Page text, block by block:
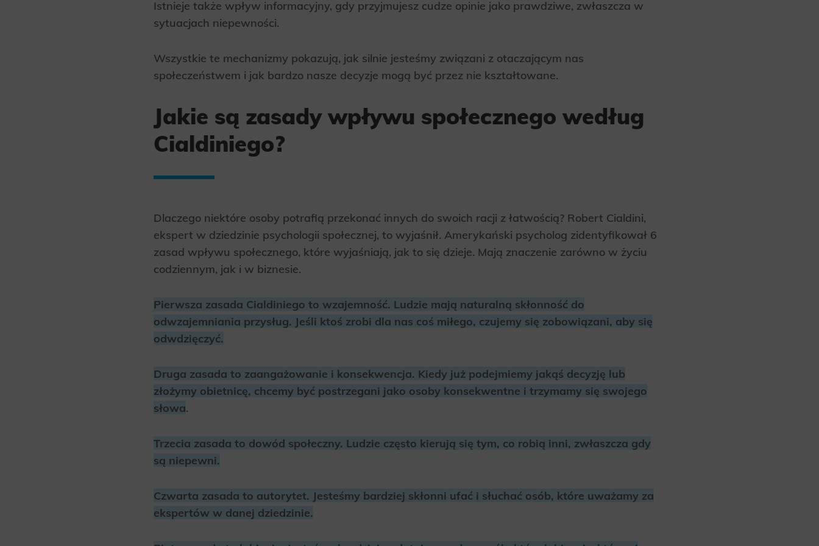
Analytics
Scripts and data used to collect information to analyze site traffic and how users use the site, how they came to the site, and to
Marketing
Istnieje także wpływ informacyjny, gdy przyjmujesz cudze opinie jako prawdziwe, zwłaszcza w
sytuacjach niepewności.
Wszystkie te mechanizmy pokazują, jak silnie jesteśmy związani z otaczającym nas
społeczeństwem i jak bardzo nasze decyzje mogą być przez nie kształtowane.
Jakie są zasady wpływu społecznego według
Cialdiniego?
Dlaczego niektóre osoby potrafią przekonać innych do swoich racji z łatwością? Robert Cialdini,
ekspert w dziedzinie psychologii społecznej, to wyjaśnił. Amerykański psycholog zidentyfikował 6
zasad wpływu społecznego, które wyjaśniają, jak to się dzieje. Mają znaczenie zarówno w życiu
codziennym, jak i w biznesie.
Pierwsza zasada Cialdiniego to wzajemność. Ludzie mają naturalną skłonność do
odwzajemniania przysług. Jeśli ktoś zrobi dla nas coś miłego, czujemy się zobowiązani, aby się
odwdzięczyć.
Druga zasada to zaangażowanie i konsekwencja. Kiedy już podejmiemy jakąś decyzję lub
złożymy obietnicę, chcemy być postrzegani jako osoby konsekwentne i trzymamy się swojego
słowa.
Trzecia zasada to dowód społeczny. Ludzie często kierują się tym, co robią inni, zwłaszcza gdy
są niepewni.
Czwarta zasada to autorytet. Jesteśmy bardziej skłonni ufać i słuchać osób, które uważamy za
ekspertów w danej dziedzinie.